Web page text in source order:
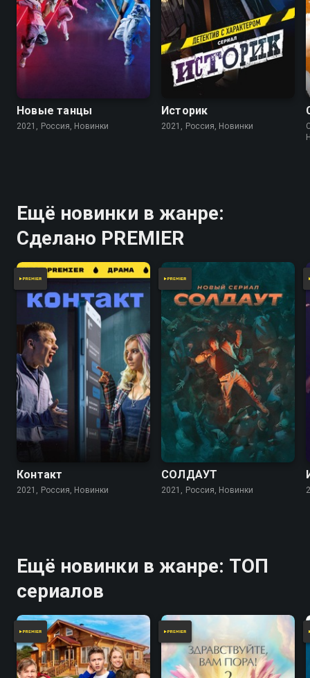
Новые танцы
2021, Россия, Новинки
Историк
2021, Россия, Новинки
Ещё новинки в жанре:
Сделано PREMIER
Контакт
2021, Россия, Новинки
СОЛДАУТ
2021, Россия, Новинки
Ещё новинки в жанре: ТОП
сериалов